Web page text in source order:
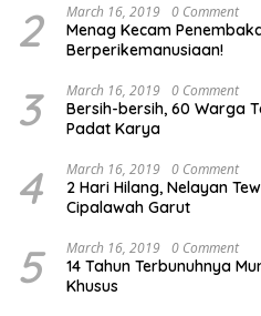
2 March 16, 2019 0 Comment
Menag Kecam
Berperikemanusiaan!
3 March 16, 2019 0 Comment
Bersih-bersih, 60 Warga
Padat Karya
4 March 16, 2019 0 Comment
2 Hari Hilang, Nelayan
Cipalawah Garut
5 March 16, 2019 0 Comment
14 Tahun Terbunuhnya
Khusus